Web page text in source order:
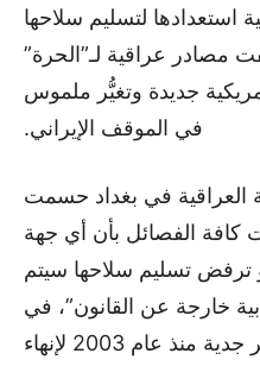
لتسليم سلاحها
مصادر عراقية لـ”الحرة”
جديدة وتغيُّر ملموس
في الموقف الإيراني.
العراقية في بغداد حسمت
كافة الفصائل بأن أي جهة
ترفض تسليم سلاحها سيتم
خارجة عن القانون”، في
خطوة تُعد الاختبار الأكثر جدية منذ عام 2003 لإنهاء